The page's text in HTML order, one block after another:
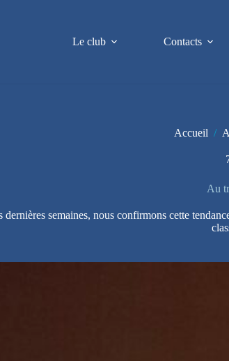
Le club Contacts
Accueil /
Au
semaines, nous confirmons cette